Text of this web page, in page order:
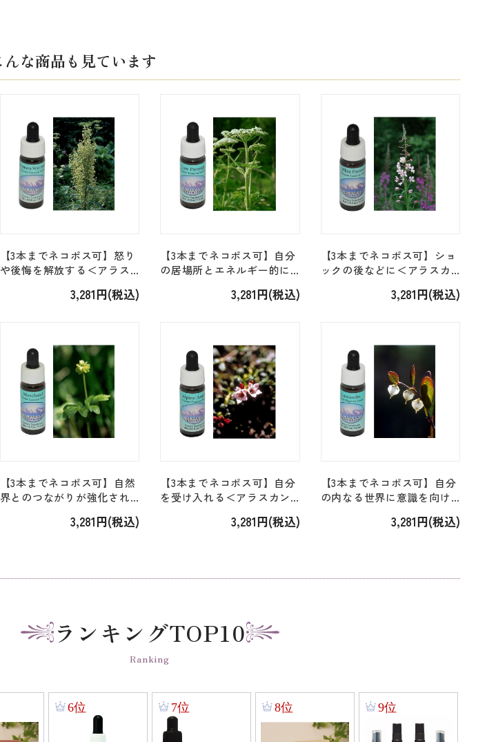
な商品も見ています
【3本までネコポス可】怒り
や後悔を解放する＜アラス
ウッド Mountain3,281円(税込)
【3本までネコポス可】自分
の居場所とエネルギー的に
＞「カウパースニップ Cow
3,281円(税込)
【3本までネコポス可】ショ
ックの後などに＜アラスカ
ウィード」 [7.5ml]3,281円(税込)
【3本までネコポス可】自然
界とのつながりが強化され
ャテル Moschatel」 [7.5ml]
3,281円(税込)
【3本までネコポス可】自分
を受け入れる＜アラスカン
Alpine Azalea」 [7.5ml]
3,281円(税込)
【3本までネコポス可】自分
の内なる世界に意識を向け
サンドラ Cassandra」
3,281円(税込)
ランキングTOP10
Ranking